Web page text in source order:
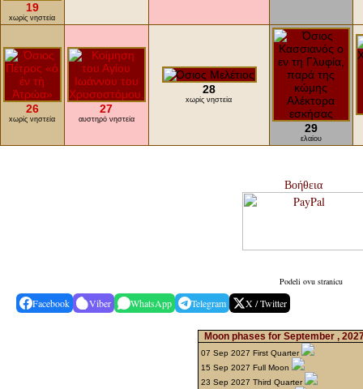
19
xωρίς νηστεία
26
xωρίς νηστεία
27
αυστηρό νηστεία
28
xωρίς νηστεία
29
ελαίου
Βοήθεια
Podeli ovu stranicu
Facebook Viber WhatsApp Telegram X / Twitter
Moon phases for September ,
07 Sep 2027 First Quarter
15 Sep 2027 Full Moon
23 Sep 2027 Third Quarter